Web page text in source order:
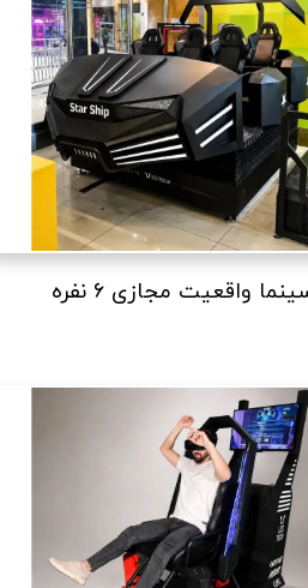
واقعیت مجازی ۶ نفره